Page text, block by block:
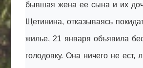
бывшая жена ее сына и их
Щетинина, отказываясь
жилье, 21 января объявила
голодовку. Она ничего не ест,